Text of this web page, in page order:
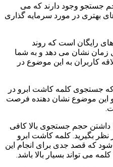
جستجو وجود دارند که می
بهتری در مورد سرمایه گذاری
رایگان است که روند
نشان می دهد و به شما
کاربران به این موضوع در
جستجوی کلمه کاشت ابرو در
و این موضوع نشان دهنده فرصت
داشتن حجم جستجوی بالا کافی
نظر بگیرید. کلمه کاشت ابرو
که قصد جدی برای انجام این
کلمه می تواند بسیار بالا باشد.